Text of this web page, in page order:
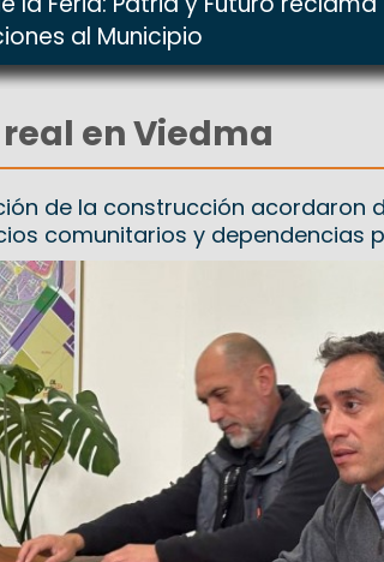
al Municipio
en Viedma
de la construcción acordaron
comunitarios y dependencias